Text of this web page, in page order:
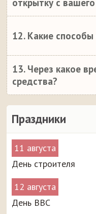
Праздники
11 августа
День строителя
12 августа
День ВВС
12. Какие
13. Через какое
средства?